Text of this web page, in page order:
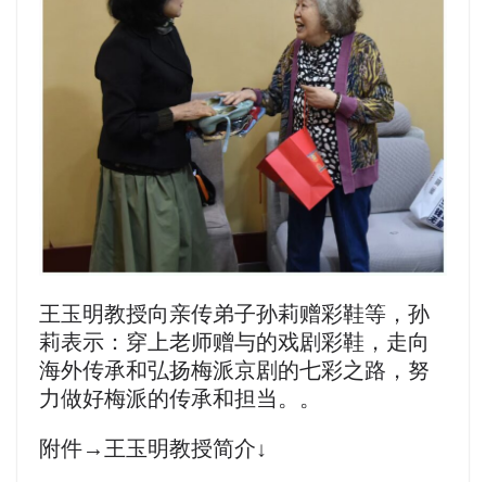
王玉明教授向亲传弟子孙莉赠彩鞋等，孙
莉表示：穿上老师赠与的戏剧彩鞋，走向
海外传承和弘扬梅派京剧的七彩之路，努
力做好梅派的传承和担当。。
附件→王玉明教授简介↓